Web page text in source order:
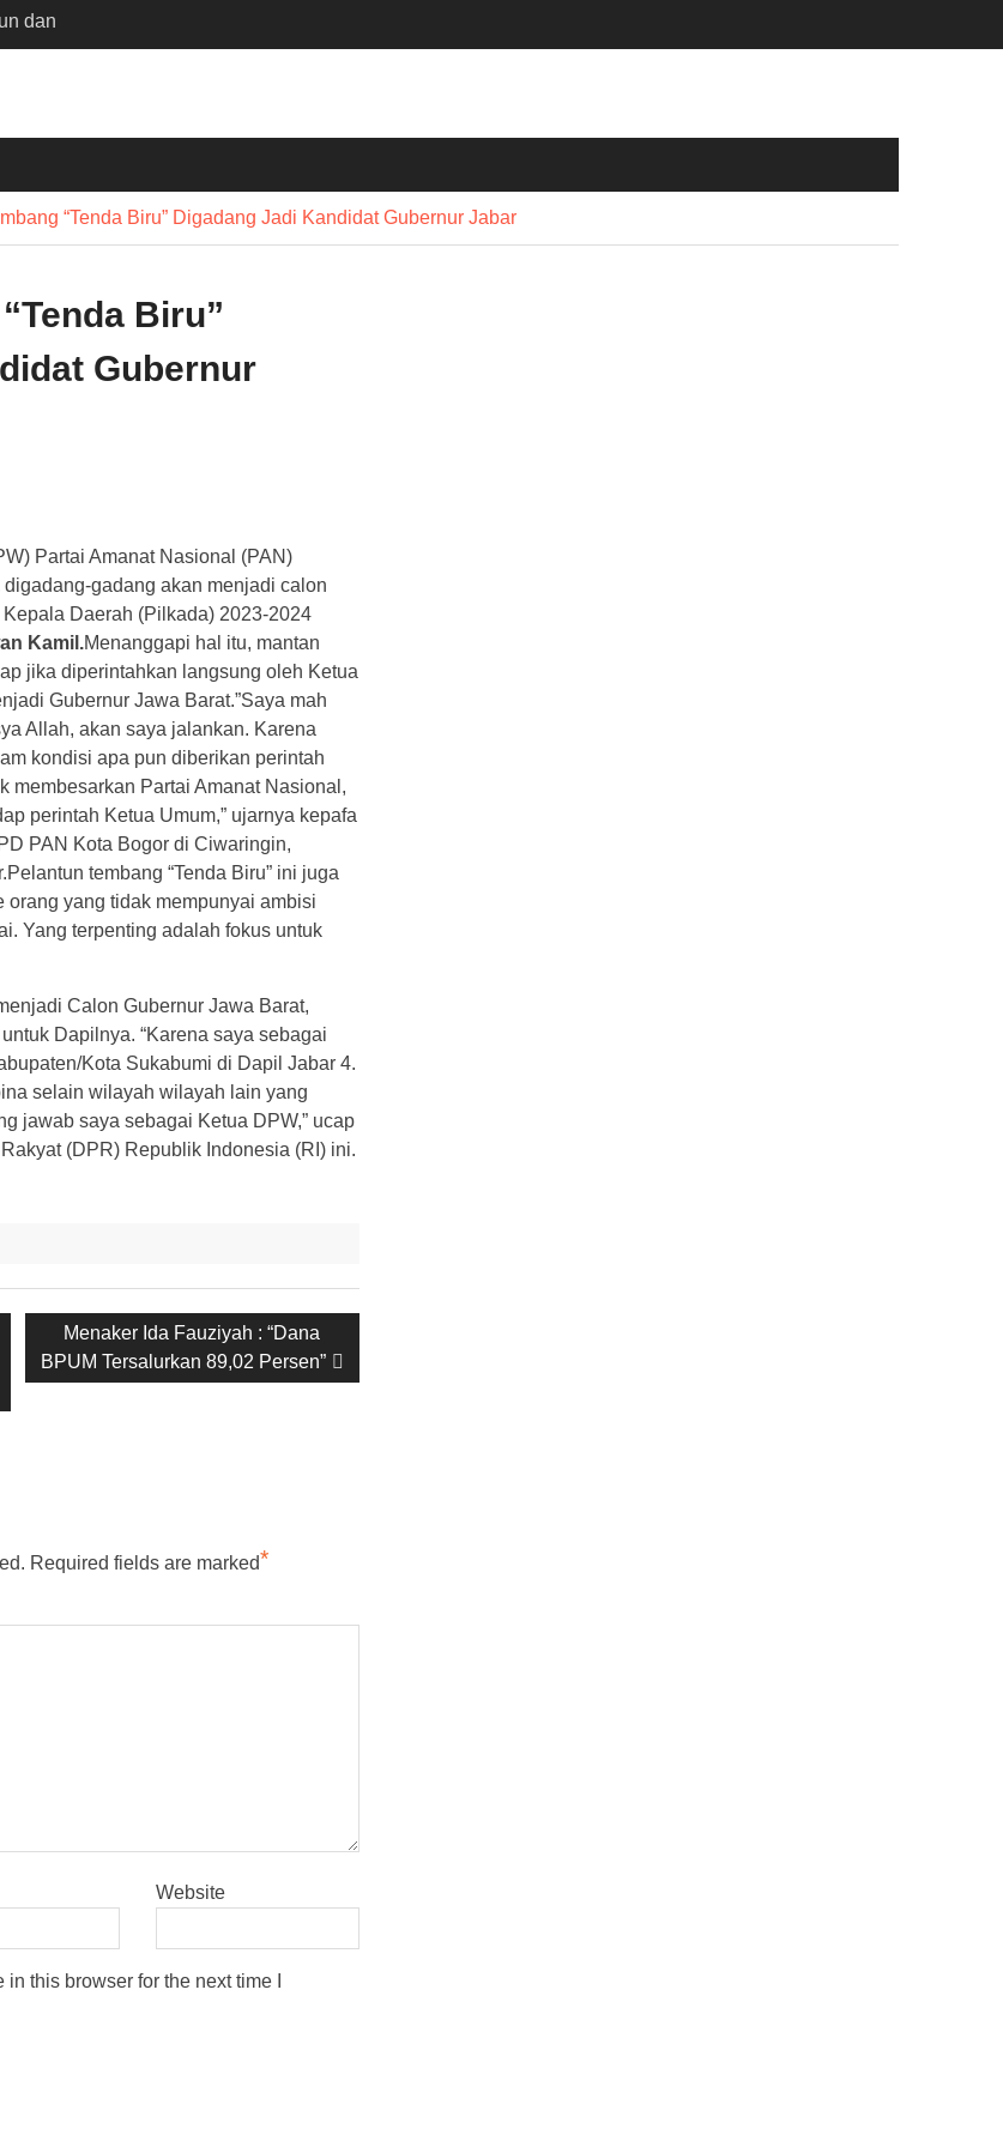
dan
: “Dari
Gerakkan
“Tenda Biru” Digadang Jadi Kandidat Gubernur Jabar
Biru”
Gubernur
Partai Amanat Nasional (PAN)
digadang-gadang akan menjadi calon
Daerah (Pilkada) 2023-2024
Kamil.Menanggapi hal itu, mantan
jika diperintahkan langsung oleh Ketua
Gubernur Jawa Barat.”Saya mah
Allah, akan saya jalankan. Karena
kondisi apa pun diberikan perintah
membesarkan Partai Amanat Nasional,
perintah Ketua Umum,” ujarnya kepafa
PAN Kota Bogor di Ciwaringin,
tembang “Tenda Biru” ini juga
yang tidak mempunyai ambisi
Yang terpenting adalah fokus untuk
Calon Gubernur Jawa Barat,
Dapilnya. “Karena saya sebagai
Kota Sukabumi di Dapil Jabar 4.
selain wilayah wilayah lain yang
jawab saya sebagai Ketua DPW,” ucap
(DPR) Republik Indonesia (RI) ini.
Next
post:
Menaker Ida Fauziyah : “Dana
BPUM Tersalurkan 89,02 Persen”
Required fields are marked*
Website
this browser for the next time I